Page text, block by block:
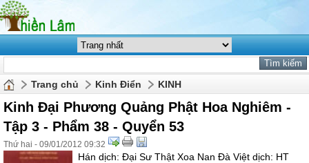
Trang chủ Kinh Điển KINH
Kinh Đại Phương Quảng Phật Hoa Nghiêm -
Tập 3 - Phẩm 38 - Quyển 53
Thứ hai - 09/01/2012 09:32
Hán dịch: Ðại Sư Thật Xoa Nan Ðà Việt dịch: HT